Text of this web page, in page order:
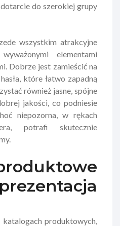
do szerokiej grupy
wszystkim atrakcyjne
elementami
Dobrze jest zamieścić na
które łatwo zapadną
również jasne, spójne
jakości, co podniesie
niepozorna, w rękach
potrafi skutecznie
katalogach produktowych,